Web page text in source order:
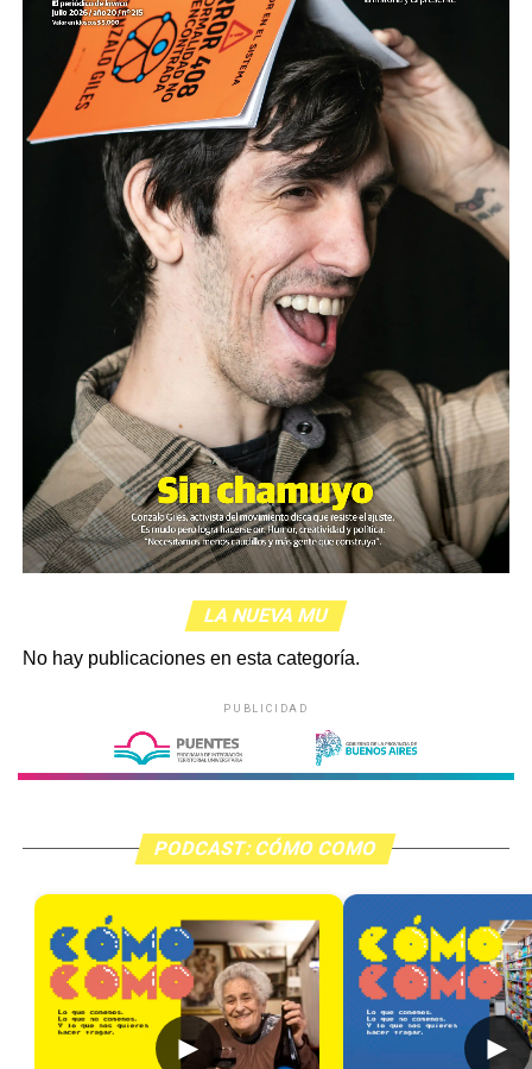
LA NUEVA MU
No hay publicaciones en esta categoría.
PUBLICIDAD
PODCAST: CÓMO COMO
► ►